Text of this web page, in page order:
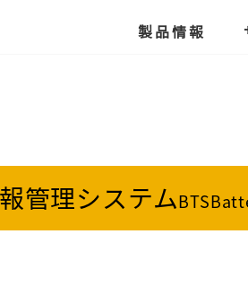
製品情報
管理システム